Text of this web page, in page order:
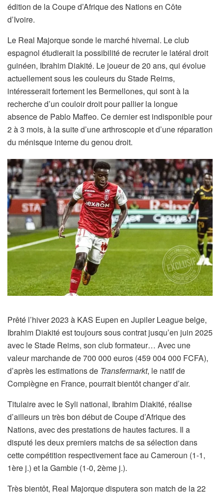
édition de la Coupe d’Afrique des Nations en Côte
d’Ivoire.
Le Real Majorque sonde le marché hivernal. Le club
espagnol étudierait la possibilité de recruter le latéral droit
guinéen, Ibrahim Diakité. Le joueur de 20 ans, qui évolue
actuellement sous les couleurs du Stade Reims,
intéresserait fortement les Bermellones, qui sont à la
recherche d’un couloir droit pour pallier la longue
absence de Pablo Maffeo. Ce dernier est indisponible pour
2 à 3 mois, à la suite d’une arthroscopie et d’une réparation
du ménisque interne du genou droit.
Prêté l’hiver 2023 à KAS Eupen en Jupiler League belge,
Ibrahim Diakité est toujours sous contrat jusqu’en juin 2025
avec le Stade Reims, son club formateur… Avec une
valeur marchande de 700 000 euros (459 004 000 FCFA),
d’après les estimations de Transfermarkt, le natif de
Compiègne en France, pourrait bientôt changer d’air.
Titulaire avec le Syli national, Ibrahim Diakité, réalise
d’ailleurs un très bon début de Coupe d’Afrique des
Nations, avec des prestations de hautes factures. Il a
disputé les deux premiers matchs de sa sélection dans
cette compétition respectivement face au Cameroun (1-1,
1ère j.) et la Gambie (1-0, 2ème j.).
Très bientôt, Real Majorque disputera son match de la 22